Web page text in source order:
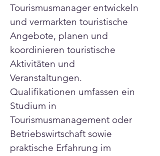
Tourismusmanager entwickeln
und vermarkten touristische
Angebote, planen und
koordinieren touristische
Aktivitäten und
Veranstaltungen.
Qualifikationen umfassen ein
Studium in
Tourismusmanagement oder
Betriebswirtschaft sowie
praktische Erfahrung im